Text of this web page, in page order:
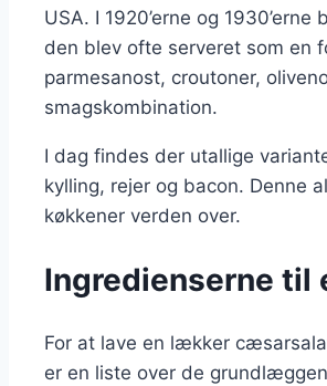
USA. I 1920’erne og
den blev ofte serveret som en
parmesanost, croutoner,
smagskombination.
I dag findes der utallige
kylling, rejer og bacon. Denne
køkkener verden over.
Ingredienserne til
For at lave en lækker
er en liste over de